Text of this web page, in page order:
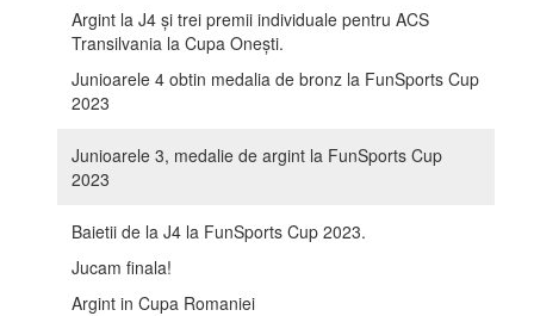
Argint la J4 și trei premii individuale pentru ACS
Transilvania la Cupa Onești.
Junioarele 4 obtin medalia de bronz la FunSports Cup
2023
Junioarele 3, medalie de argint la FunSports Cup
2023
Baietii de la J4 la FunSports Cup 2023.
Jucam finala!
Argint in Cupa Romaniei